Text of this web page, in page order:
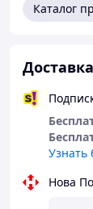
Каталог
Доставка
Узнать
Нова